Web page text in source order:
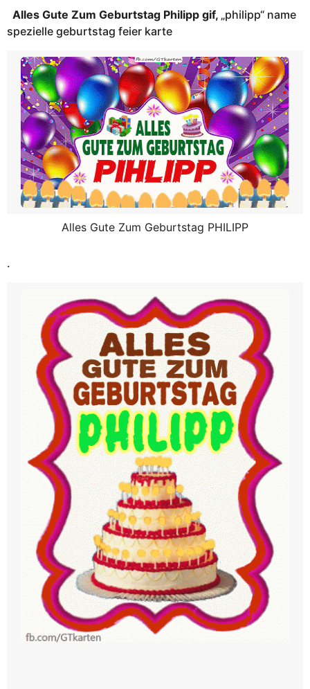
Alles Gute Zum Geburtstag Philipp gif, „philipp“ name
spezielle geburtstag feier karte
Alles Gute Zum Geburtstag PHILIPP
.